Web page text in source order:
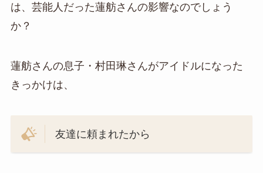
は、芸能人だった蓮舫さんの影響なのでしょう
か？
蓮舫さんの息子・村田琳さんがアイドルになった
きっかけは、
友達に頼まれたから